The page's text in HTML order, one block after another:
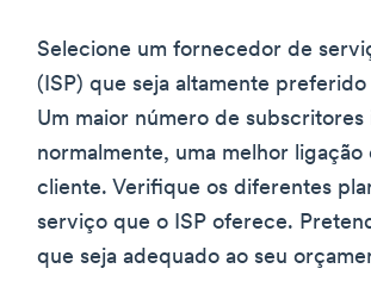
Selecione um fornecedor de
(ISP) que seja altamente preferido
Um maior número de subscritores
normalmente, uma melhor ligação
cliente. Verifique os diferentes
serviço que o ISP oferece.
que seja adequado ao seu